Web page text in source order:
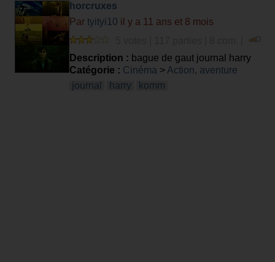
horcruxes
Par tyityi10 il y a 11 ans et 8 mois
Description : bague de gaut journal harry
Catégorie : Cinéma > Action, aventure
journal
harry komm